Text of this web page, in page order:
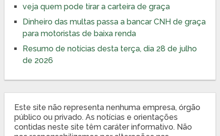
veja quem pode tirar a carteira de graça
Dinheiro das multas passa a bancar CNH de graça
para motoristas de baixa renda
Resumo de notícias desta terça, dia 28 de julho
de 2026
Este site não representa nenhuma empresa, órgão
público ou privado. As notícias e orientações
contidas neste site têm caráter informativo. Não